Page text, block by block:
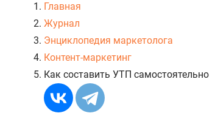
Главная
Журнал
Энциклопедия маркетолога
Контент-маркетинг
Как составить УТП самостоятельно